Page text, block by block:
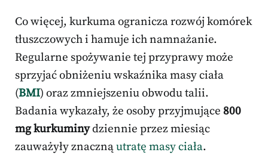
Co więcej, kurkuma ogranicza rozwój komórek
tłuszczowych i hamuje ich namnażanie.
Regularne spożywanie tej przyprawy może
sprzyjać obniżeniu wskaźnika masy ciała
(BMI) oraz zmniejszeniu obwodu talii.
Badania wykazały, że osoby przyjmujące 800
mg kurkuminydziennie przez miesiąc
zauważyły znacznąutratę masy ciała.